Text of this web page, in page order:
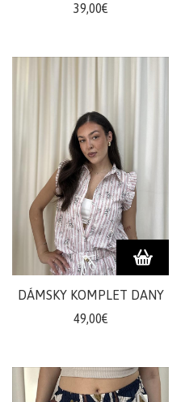
39,00€
DÁMSKY KOMPLET DANY
49,00€